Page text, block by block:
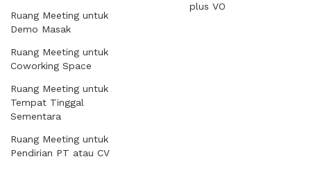
Ruang Meeting untuk
Demo Masak
Ruang Meeting untuk
Coworking Space
Ruang Meeting untuk
Tempat Tinggal
Sementara
Ruang Meeting untuk
Pendirian PT atau CV
plus VO